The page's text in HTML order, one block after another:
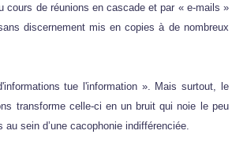
cours de réunions en cascade et par « e-mails »
discernement mis en copies à de nombreux
tue l'information ». Mais surtout, le
transforme celle-ci en un bruit qui noie le peu
au sein d’une cacophonie indifférenciée.